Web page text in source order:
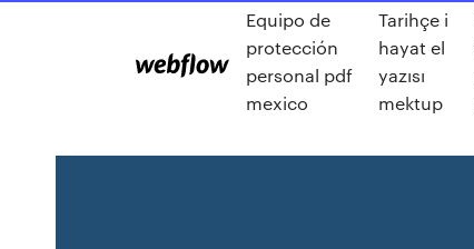
Equipo de
protección
personal pdf
mexico
Tarihçe i
hayat el
yazısı
mektup